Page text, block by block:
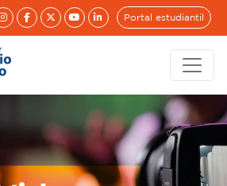
Portal estudiantil